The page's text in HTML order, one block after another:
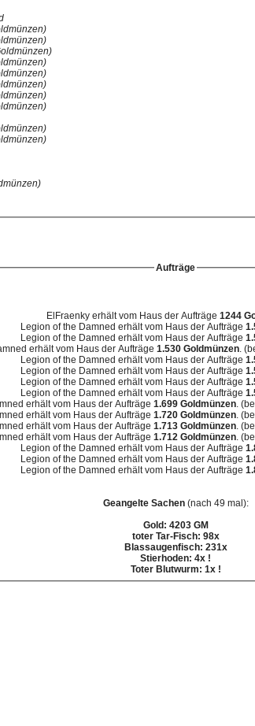
Aufträge
ElFraenky erhält vom Haus der Aufträge 1244
Legion of the Damned erhält vom Haus der Aufträge
Legion of the Damned erhält vom Haus der Aufträge
erhält vom Haus der Aufträge 1.530 Goldmünzen.
Legion of the Damned erhält vom Haus der Aufträge
Legion of the Damned erhält vom Haus der Aufträge
Legion of the Damned erhält vom Haus der Aufträge
Legion of the Damned erhält vom Haus der Aufträge
erhält vom Haus der Aufträge 1.699 Goldmünzen .
erhält vom Haus der Aufträge 1.720 Goldmünzen .
erhält vom Haus der Aufträge 1.713 Goldmünzen .
erhält vom Haus der Aufträge 1.712 Goldmünzen .
Legion of the Damned erhält vom Haus der Aufträge
Legion of the Damned erhält vom Haus der Aufträge
Legion of the Damned erhält vom Haus der Aufträge
Geangelte Sachen(nach 49 mal):
Gold: 4203 GM
toter Tar-Fisch: 98x
Blassaugenfisch: 231x
Stierhoden: 4x !
Toter Blutwurm: 1x !